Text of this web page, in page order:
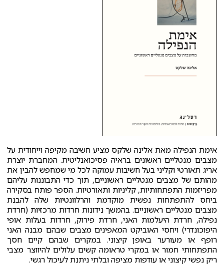
אימת הנפילה מאת אלינה שלקס מציע חשיבה מקיפה וייחודית על
מצבים מנטליים ראשונים בראיה פסיכואנליטית. המחברת יוצרת
אריג תאורטי וקליני בעל חשיבות עמוקה לכל מי שמחפש להבין את
מהותם של מצבים מנטליים ראשוניים, תוך כדי התבוננות עליהם
מפריזמות התפתחותיות, קליניות ותאורטיות. הספר פותח בסקירה
ביחס להתפתחות נפשית מוקדמת והרלוונטיות שלה להבנת
מצבים מנטליים ראשוניים. בהמשך נידונות חרדות מרכזיות (חרדת
נפילה, חרדת היעלמות האני, חרדת פירוק, חרדות בעלות אופי
היפוכונדרי) ויחסי האוביקט המאפינים מצבים שבהם מבנה האני
רופף או מעורער באופן קיצוני. במקרים שבהם קיים חסך
התפתחותי חמור או במקרי טראומה קשים עלולים להיווצר מצבי
ריק נפשי קיצוני או עודפות מציפה ובלתי ניתנת לעיכול רגשי.